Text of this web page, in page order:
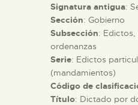
PREPARAR
ACTIVIDADES
█
Signatura antigua:
Sección: Gobierno
Subsección: Edictos,
ordenanzas
Serie: Edictos
(mandamientos)
Código de
Título: Dictado por